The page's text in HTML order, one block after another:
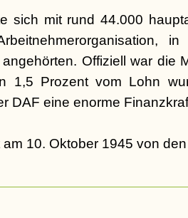
sich mit rund 44.000
Offiziell war die
1,5 Prozent vom Lohn
DAF eine enorme
10. Oktober 1945 von